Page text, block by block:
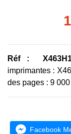
Réf :
imprimantes :
des pages : 9
Facebook